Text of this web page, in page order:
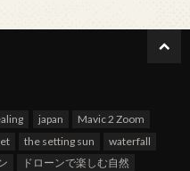
japan
Mavic 2 Zoom
the setting sun
waterfall
ドローンで楽しむ自然